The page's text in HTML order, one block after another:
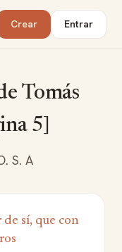
Crear Entrar
Tomás
5]
S. A
sí, que con